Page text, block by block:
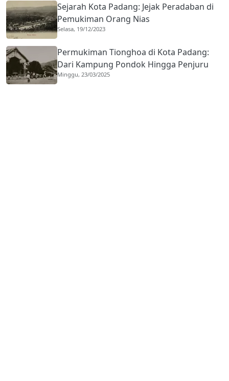
Sejarah Kota Padang: Jejak Peradaban di
Pemukiman Orang Nias
Selasa, 19/12/2023
Permukiman Tionghoa di Kota Padang:
Dari Kampung Pondok Hingga Penjuru
Kota
Minggu, 23/03/2025